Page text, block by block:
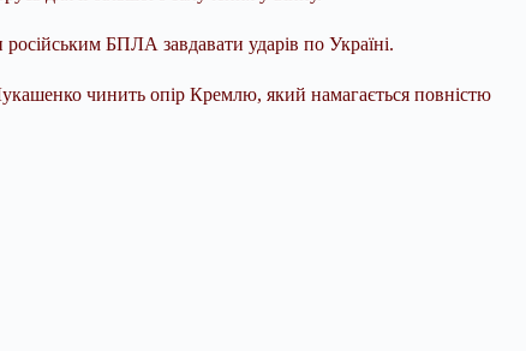
БПЛА завдавати ударів по Україні.
чинить опір Кремлю, який намагається повністю